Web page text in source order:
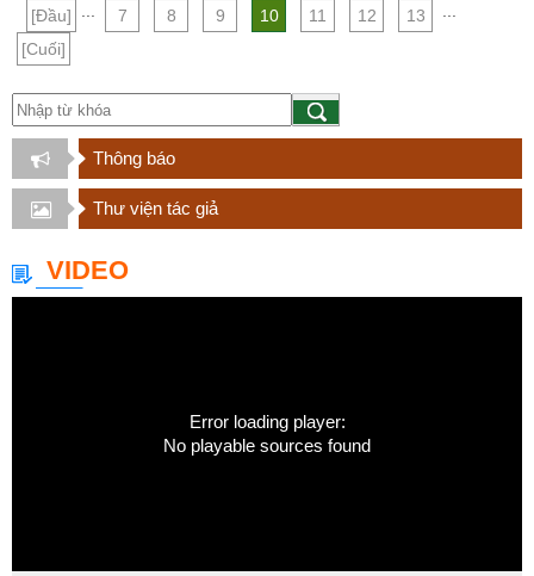
[Đầu] ... 7 8 9 10 11 12 13
...
[Cuối]
Thông báo
Thư viện tác giả
VIDEO
Error loading player:
No playable sources found